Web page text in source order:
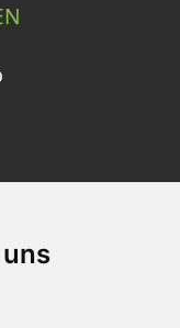
APP
Android - Ein